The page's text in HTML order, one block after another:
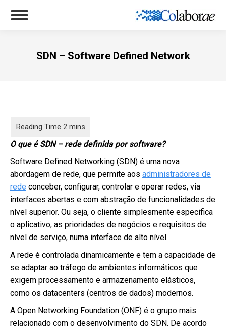
SDN – Software Defined Network
O que é SDN – rede definida por software?
Software Defined Networking (SDN) é uma nova
abordagem de rede, que permite aos administradores de
rede conceber, configurar, controlar e operar redes, via
interfaces abertas e com abstração de funcionalidades de
nível superior. Ou seja, o cliente simplesmente especifica
o aplicativo, as prioridades de negócios e requisitos de
nível de serviço, numa interface de alto nível.
A rede é controlada dinamicamente e tem a capacidade de
se adaptar ao tráfego de ambientes informáticos que
exigem processamento e armazenamento elásticos,
como os datacenters (centros de dados) modernos.
A Open Networking Foundation (ONF) é o grupo mais
relacionado com o desenvolvimento do SDN. De acordo